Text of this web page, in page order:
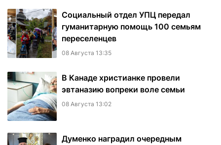
Социальный отдел УПЦ передал
гуманитарную помощь 100 семьям
переселенцев
08 Августа 13:35
В Канаде христианке провели
эвтаназию вопреки воле семьи
08 Августа 13:02
Думенко наградил очередным